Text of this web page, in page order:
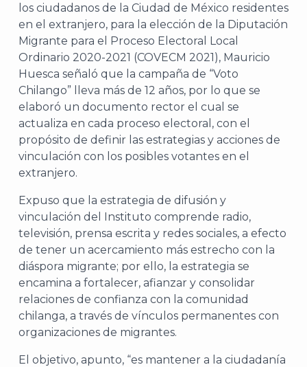
los ciudadanos de la Ciudad de México residentes
en el extranjero, para la elección de la Diputación
Migrante para el Proceso Electoral Local
Ordinario 2020-2021 (COVECM 2021), Mauricio
Huesca señaló que la campaña de “Voto
Chilango” lleva más de 12 años, por lo que se
elaboró un documento rector el cual se
actualiza en cada proceso electoral, con el
propósito de definir las estrategias y acciones de
vinculación con los posibles votantes en el
extranjero.
Expuso que la estrategia de difusión y
vinculación del Instituto comprende radio,
televisión, prensa escrita y redes sociales, a efecto
de tener un acercamiento más estrecho con la
diáspora migrante; por ello, la estrategia se
encamina a fortalecer, afianzar y consolidar
relaciones de confianza con la comunidad
chilanga, a través de vínculos permanentes con
organizaciones de migrantes.
El objetivo, apunto, “es mantener a la ciudadanía